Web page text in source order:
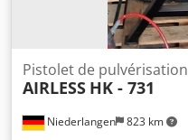
Niederlangen 823 km
Pistolet de pulvérisation
AIRLESS HK - 731